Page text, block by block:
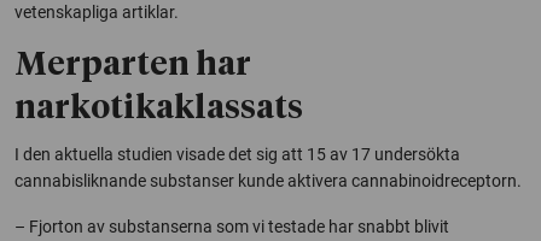
vetenskapliga artiklar.
Merparten har
narkotikaklassats
I den aktuella studien visade det sig att 15 av 17 undersökta
cannabisliknande substanser kunde aktivera cannabinoidreceptorn.
– Fjorton av substanserna som vi testade har snabbt blivit